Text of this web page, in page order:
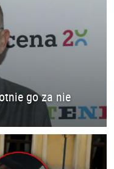
go za nie